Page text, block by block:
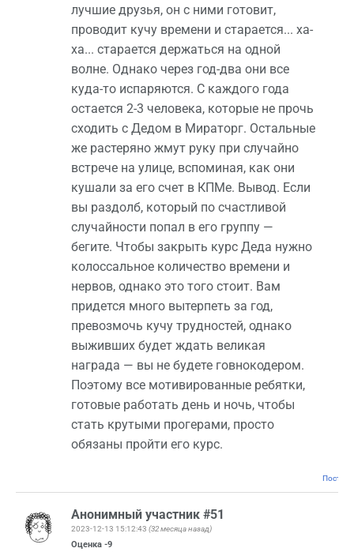
лучшие друзья, он с ними готовит,
проводит кучу времени и старается... ха-
ха... старается держаться на одной
волне. Однако через год-два они все
куда-то испаряются. С каждого года
остается 2-3 человека, которые не прочь
сходить с Дедом в Мираторг. Остальные
же растеряно жмут руку при случайно
встрече на улице, вспоминая, как они
кушали за его счет в КПМе. Вывод. Если
вы раздолб, который по счастливой
случайности попал в его группу —
бегите. Чтобы закрыть курс Деда нужно
колоссальное количество времени и
нервов, однако это того стоит. Вам
придется много вытерпеть за год,
превозмочь кучу трудностей, однако
выживших будет ждать великая
награда — вы не будете говнокодером.
Поэтому все мотивированные ребятки,
готовые работать день и ночь, чтобы
стать крутыми прогерами, просто
обязаны пройти его курс.
Анонимный участник #51
2023-12-13 15:12:43 (32 месяца назад)
Оценка -9